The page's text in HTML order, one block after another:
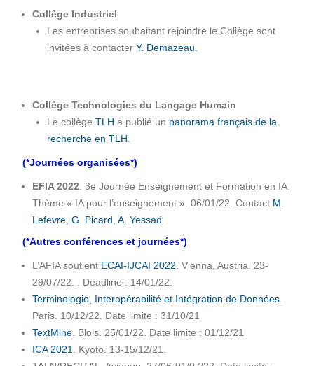
Collège Industriel
Les entreprises souhaitant rejoindre le Collège sont
invitées à contacter Y. Demazeau.
Collège Technologies du Langage Humain
Le collège TLH a publié un panorama français de la
recherche en TLH
(*Journées organisées*)
EFIA 2022 . 3e Journée Enseignement et Formation en IA.
Thème « IA pour l’enseignement ». 06/01/22. Contact M.
Lefevre, G. Picard A. Yessad
(*Autres conférences et journées*)
L’AFIA soutient ECAI-IJCAI 2022 . Vienna, Austria. 23-
29/07/22. . Deadline : 14/01/22.
Terminologie, Interopérabilité et Intégration de Données.
Paris. 10/12/22. Date limite : 31/10/21
TextMine. Blois. 25/01/22. Date limite : 01/12/21
ICA 2021
. Kyoto. 13-15/12/21.